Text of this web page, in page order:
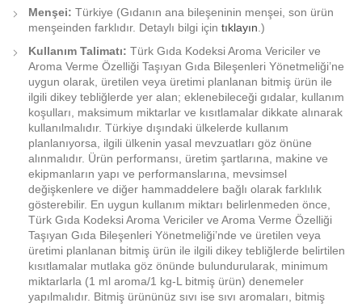
Menşei: Türkiye (Gıdanın ana bileşeninin menşei, son ürün
menşeinden farklıdır. Detaylı bilgi için tıklayın .)
Kullanım Talimatı: Türk Gıda Kodeksi Aroma Vericiler ve
Aroma Verme Özelliği Taşıyan Gıda Bileşenleri Yönetmeliği’ne
uygun olarak, üretilen veya üretimi planlanan bitmiş ürün ile
ilgili dikey tebliğlerde yer alan; eklenebileceği gıdalar, kullanım
koşulları, maksimum miktarlar ve kısıtlamalar dikkate alınarak
kullanılmalıdır. Türkiye dışındaki ülkelerde kullanım
planlanıyorsa, ilgili ülkenin yasal mevzuatları göz önüne
alınmalıdır. Ürün performansı, üretim şartlarına, makine ve
ekipmanların yapı ve performanslarına, mevsimsel
değişkenlere ve diğer hammaddelere bağlı olarak farklılık
gösterebilir. En uygun kullanım miktarı belirlenmeden önce,
Türk Gıda Kodeksi Aroma Vericiler ve Aroma Verme Özelliği
Taşıyan Gıda Bileşenleri Yönetmeliği’nde ve üretilen veya
üretimi planlanan bitmiş ürün ile ilgili dikey tebliğlerde belirtilen
kısıtlamalar mutlaka göz önünde bulundurularak, minimum
miktarlarla (1 ml aroma/1 kg-L bitmiş ürün) denemeler
yapılmalıdır. Bitmiş ürününüz sıvı ise sıvı aromaları, bitmiş